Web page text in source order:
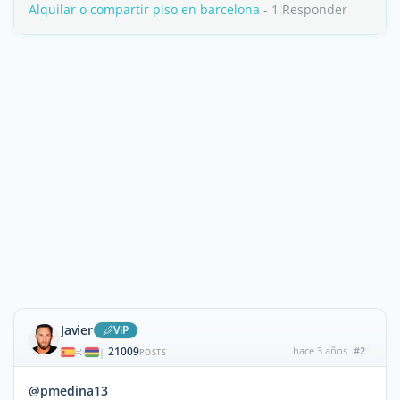
Alquilar o compartir piso en barcelona - 1 Responder
Javier ViP
| 21009POSTS hace 3 años #2
@pmedina13